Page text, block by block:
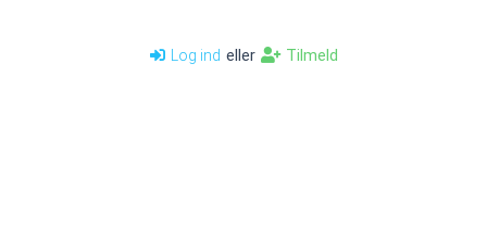
Log ind eller Tilmeld